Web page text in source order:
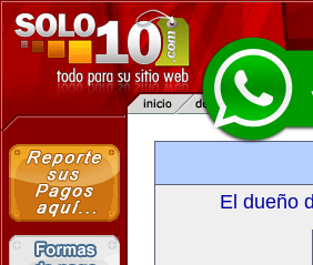
El dueño